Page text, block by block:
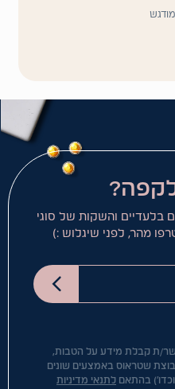
מודגש
בלעדיים והשקות של סוגי
מהר, לפני שיגלוש :)
המייל שלך
ת קבלת מידע על הטבות,
שטראוס באמצעים שונים
לתנאי מדיניות